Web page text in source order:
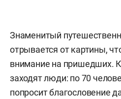
Знаменитый
отрывается от картины,
внимание на пришедших.
заходят люди: по 70
попросит благословение